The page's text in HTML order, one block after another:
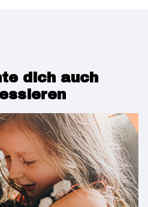
dich auch